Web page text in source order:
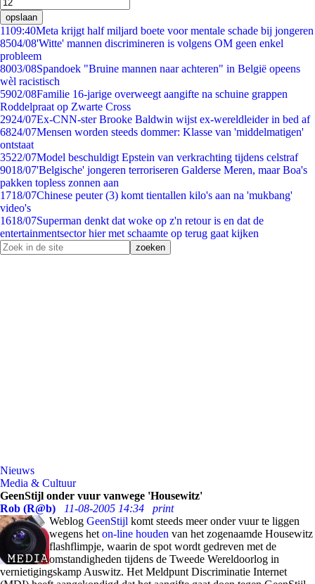
opslaan
1109:40Meta krijgt half miljard boete voor mentale schade bij jongeren
8504/08'Witte' mannen discrimineren is volgens OM geen enkel
probleem
8003/08Spandoek "Bruine mannen naar achteren" in België opeens
wèl racistisch
5902/08Familie 16-jarige overweegt aangifte na schuine grappen
Roddelpraat op Zwarte Cross
2924/07Ex-CNN-ster Brooke Baldwin wijst ex-wereldleider in bed af
6824/07Mensen worden steeds dommer: Klasse van 'middelmatigen'
ontstaat
3522/07Model beschuldigt Epstein van verkrachting tijdens celstraf
9018/07'Belgische' jongeren terroriseren Galderse Meren, maar Boa's
pakken topless zonnen aan
1718/07Chinese peuter (3) komt tientallen kilo's aan na 'mukbang'
video's
1618/07Superman denkt dat woke op z'n retour is en dat de
entertainmentsector hier met schaamte op terug gaat kijken
Nieuws
Media & Cultuur
GeenStijl onder vuur vanwege 'Housewitz'
Rob (R@b)
11-08-2005 14:34
print
Weblog GeenStijl komt steeds meer onder vuur te liggen
wegens het on-line houden van het zogenaamde Housewitz
flashflimpje, waarin de spot wordt gedreven met de
omstandigheden tijdens de Tweede Wereldoorlog in
vernietigingskamp Auswitz. Het Meldpunt Discriminatie Internet